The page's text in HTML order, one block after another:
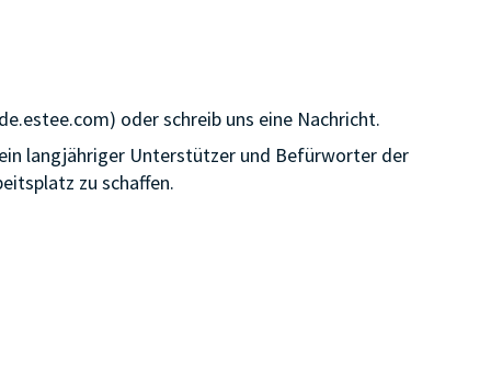
oder schreib uns eine Nachricht.
langjähriger Unterstützer und Befürworter der
zu schaffen.